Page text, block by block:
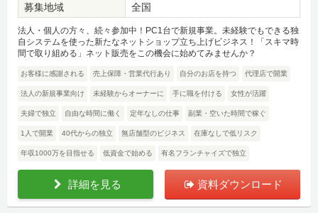
募集地域
全国
法人・個人の方々、続々参加中！PC1台で新規事業。未経験でもできる独
自システムを使った新たなネットショップ立ち上げビジネス！「スキマ時
間で取り組める」ネット販売をこの機会に始めてみませんか？
お客様に感謝される 売上保障・営業代行あり 自分のお店を持つ 代理店で開業
法人の新規事業向け 未経験からオーナーに 手に職を付ける 女性が活躍
夫婦で独立 自由な時間に働く 定年なしの仕事 副業・空いた時間で稼ぐ
1人で開業 40代からの独立 無店舗型のビジネス 在庫なしで低リスク
年収1000万を目指せる 低資金で始める 有名フランチャイズで独立
詳細を見る 資料ダウンロード